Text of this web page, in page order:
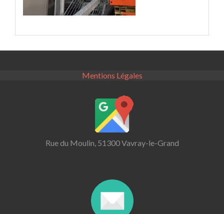
Mentions Légales
Rue du Moulin, 51300 Vavray-le-Grand